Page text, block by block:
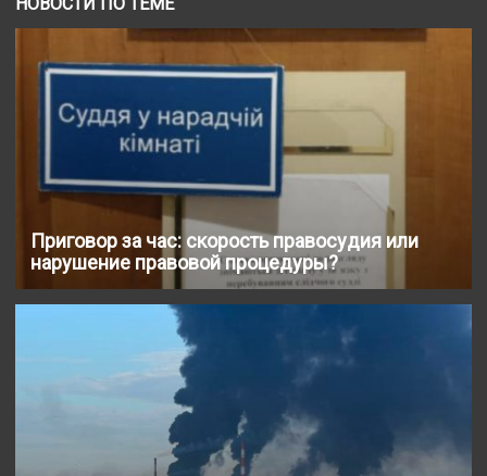
Приговор за час: скорость правосудия или
нарушение правовой процедуры?